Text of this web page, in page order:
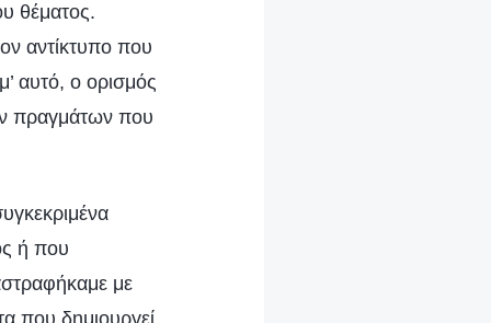
θέματος.
αντίκτυπο που
αυτό, ο ορισμός
πραγμάτων που
πρέπει να έχουν θετική επίδραση, αλλά εσύ αντί να κερδίσεις κάποιο θετικό όφελος από τα κουνούπια, θεωρείς ότι έχουν αρνητική επίδραση πάνω σου. Στο σημείο αυτό, δεν θα σου ήταν εύκολο να μην τα θεωρήσεις αποκρουστικά ή απεχθή, και αντίθετα να τα αποδεχτείς και να τα διαχειριστείς μάλιστα λογικά. Παρόλο που οι άνθρωποι μπορούν σε επίπεδο δόγματος να αποδεχτούν ότι τα κουνούπια είναι θετικά πράγματα, και μπορούν επίσης να καταφέρουν μετά βίας να τα αντιμετωπίσουν σωστά, όταν αναστατώνονται απ’ αυτά στην αληθινή ζωή, δυσκολεύονται πολύ να τα αντιμετωπίσουν σύμφωνα με τις αρχές. Κάτι τέτοιο απαιτεί να καταλάβουν την αλήθεια, να καταλάβουν τη φύση των πολλών συγκεκριμένων ανθρώπων, γεγονότων και πραγμάτων που εμπίπτουν στις τρεις πτυχές που αφορούν τα θετικά πράγματα —αυτά που «δημιουργεί ο Θεός, που ορίζει ο Θεός ή που βρίσκονται υπό την κυριαρχία του Θεού»— καθώς και τον ρόλο που παίζουν στην ανθρώπινη ζωή και επιβίωση, αλλά και το ποιος ήταν ο αρχικός σκοπός με τον οποίο ο Θεός τα δημιούργησε και τους έδωσε τον τρόπο ζωής τους. Αυτά πρέπει να καταλάβουν οι άνθρωποι. Αν καταλάβουν τον αρχικό σκοπό του Θεού και τη γενική κατεύθυνση των προθέσεών Του, αλλά και τις θεμελιώδεις αρχές, τότε ορισμένα θετικά πράγματα που δεν συνάδουν με τις αντιλήψεις τους, εκτός από το να τα αποφεύγουν, ίσως μπορούν, σε διαφορετικό